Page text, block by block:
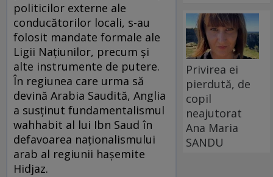
politicilor externe ale
conducătorilor locali, s-au
folosit mandate formale ale
Ligii Națiunilor, precum și
alte instrumente de putere.
În regiunea care urma să
devină Arabia Saudită, Anglia
a susținut fundamentalismul
wahhabit al lui Ibn Saud în
defavoarea naționalismului
arab al regiunii hașemite
Hidjaz.
Privirea ei
pierdută, de
copil
neajutorat
Ana Maria
SANDU